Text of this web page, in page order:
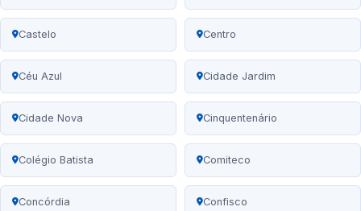
Castelo Centro
Céu Azul Cidade Jardim
Cidade Nova Cinquentenário
Colégio Batista Comiteco
Concórdia Confisco